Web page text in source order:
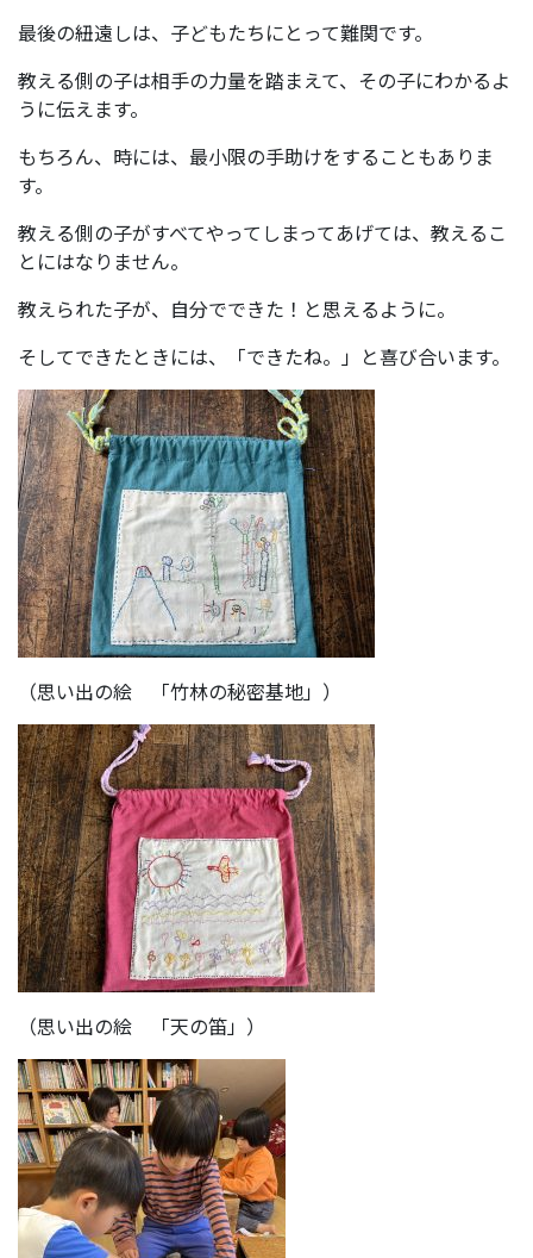
最後の紐遠しは、子どもたちにとって難関です。
教える側の子は相手の力量を踏まえて、その子にわかるよ
うに伝えます。
もちろん、時には、最小限の手助けをすることもありま
す。
教える側の子がすべてやってしまってあげては、教えるこ
とにはなりません。
教えられた子が、自分でできた！と思えるように。
そしてできたときには、「できたね。」と喜び合います。
（思い出の絵 「竹林の秘密基地」）
（思い出の絵 「天の笛」）